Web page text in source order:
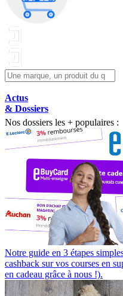
Actus
& Dossiers
Nos dossiers les + populaires :
Notre guide en 3 étapes
cashback sur vos courses en
en cadeau grâce à nous !).